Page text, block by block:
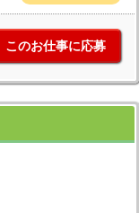
このお仕事に応募